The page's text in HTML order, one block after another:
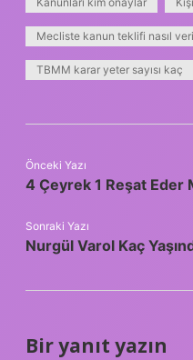
Mecliste kanun teklifi nasıl
TBMM karar yeter sayısı kaç
Önceki Yazı
4 Çeyrek 1 Reşat Eder
Sonraki Yazı
Nurgül Varol Kaç
Bir yanıt yazın